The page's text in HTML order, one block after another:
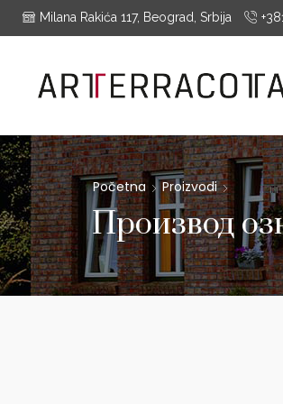
Milana Rakića 117, Beograd, Srbija
Montrieux, Engels Baksteen, ABC-
Početna Proizvodi
Производ